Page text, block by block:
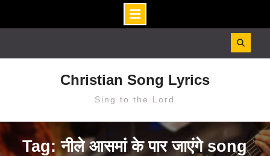
Christian Song Lyrics
Sing to the Lord
Tag: नीले आसमां के पार जाएंगे song